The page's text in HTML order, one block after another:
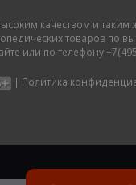
качеством и
товаров по
или по телефону
| Политика